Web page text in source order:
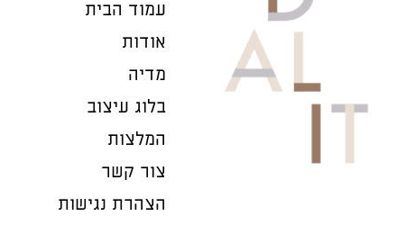
עמוד הבית
אודות
מדיה
בלוג עיצוב
המלצות
צור קשר
הצהרת נגישות